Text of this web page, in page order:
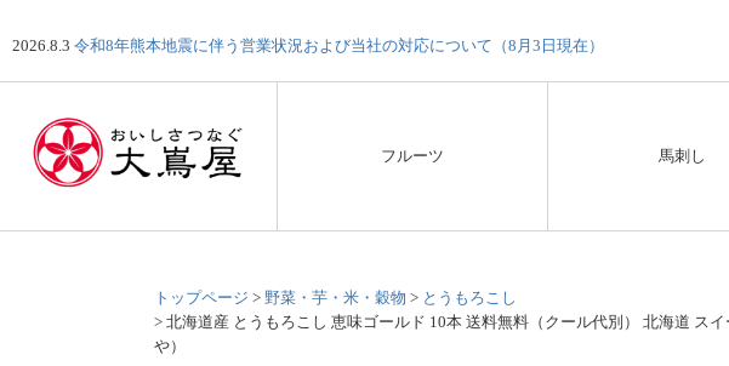
2026.8.3 令和8年熊本地震に伴う営業状況および当社の対応について（8月3日現在）
フルーツ 馬刺し
トップページ 野菜・芋・米・穀物
とうもろこし
北海道産 とうもろこし 恵味ゴールド 10本 送料無料（クール代別） 北海道 ス
や）